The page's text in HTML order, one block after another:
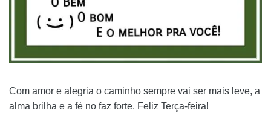
Com amor e alegria o caminho sempre vai ser mais leve, a
alma brilha e a fé no faz forte. Feliz Terça-feira!